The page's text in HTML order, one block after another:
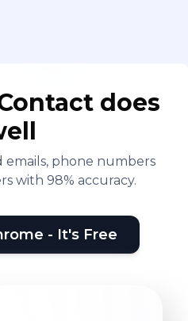
does
emails, phone numbers
with 98% accuracy.
- It's Free